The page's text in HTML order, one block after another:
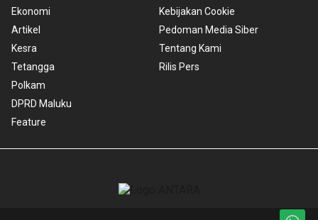
Ekonomi
Artikel
Kesra
Tetangga
Polkam
DPRD Maluku
Feature
Kebijakan Cookie
Pedoman Media Siber
Tentang Kami
Rilis Pers